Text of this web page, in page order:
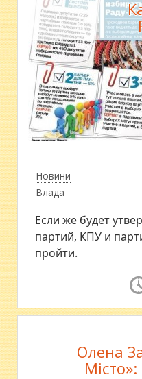
Новини
Влада
Если же будет
партий, КПУ и
пройти.
Олена